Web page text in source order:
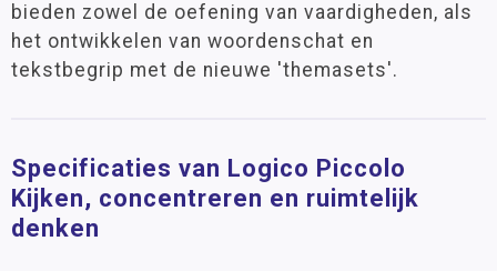
bieden zowel de oefening van vaardigheden, als
het ontwikkelen van woordenschat en
tekstbegrip met de nieuwe 'themasets'.
Specificaties van Logico Piccolo
Kijken, concentreren en ruimtelijk
denken